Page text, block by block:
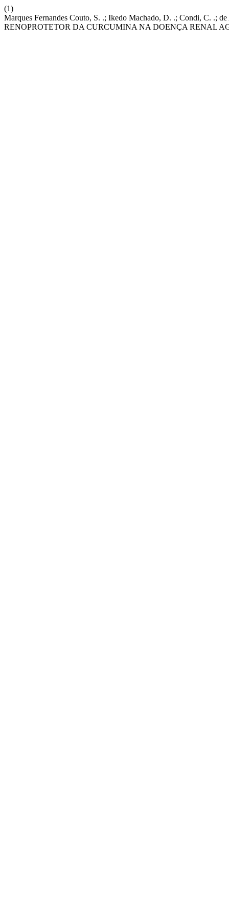
(1)
Marques Fernandes Couto, S. .; Ikedo Machado, D. .; Condi, C. .;
RENOPROTETOR DA CURCUMINA NA DOENÇA RENAL